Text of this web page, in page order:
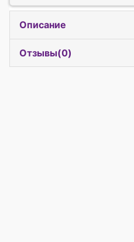
Описание
Отзывы(0)